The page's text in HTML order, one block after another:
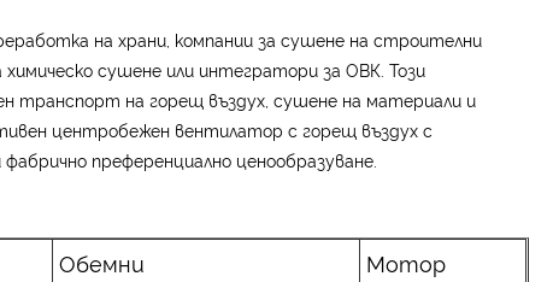
на храни, компании за сушене на строителни
сушене или интегратори за ОВК. Този
на горещ въздух, сушене на материали и
центробежен вентилатор с горещ въздух с
преференциално ценообразуване.
Обемни
Мотор